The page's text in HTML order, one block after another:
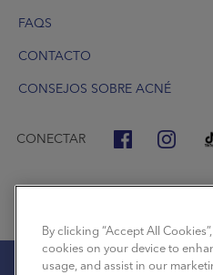
FAQS
CONTACTO
CONSEJOS SOBRE ACNÉ
CONECTAR
By clicking “Accept All
cookies on your device to
usage, and assist in our